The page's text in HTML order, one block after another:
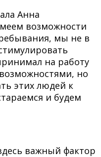
Анна
возможности
мы не в
на работу
но
этих людей к
и будем
важный фактор